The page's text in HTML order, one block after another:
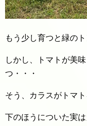
もう少し育つと緑の
しかし、トマトが美
つ・・・
そう、カラスがトマ
下のほうについた実